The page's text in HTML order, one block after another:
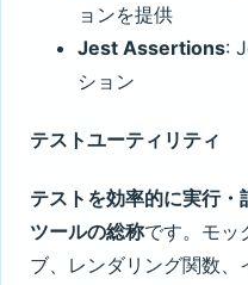
ョンを提供
Jest Assertions:
ション
テストユーティリティ
テストを効率的に実行
ツールの総称です。モッ
ブ、レンダリング関数